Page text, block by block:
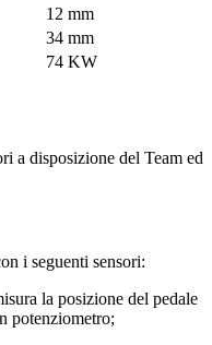
12 mm
34 mm
74 KW
a disposizione del Team ed
i seguenti sensori:
la posizione del pedale
potenziometro;